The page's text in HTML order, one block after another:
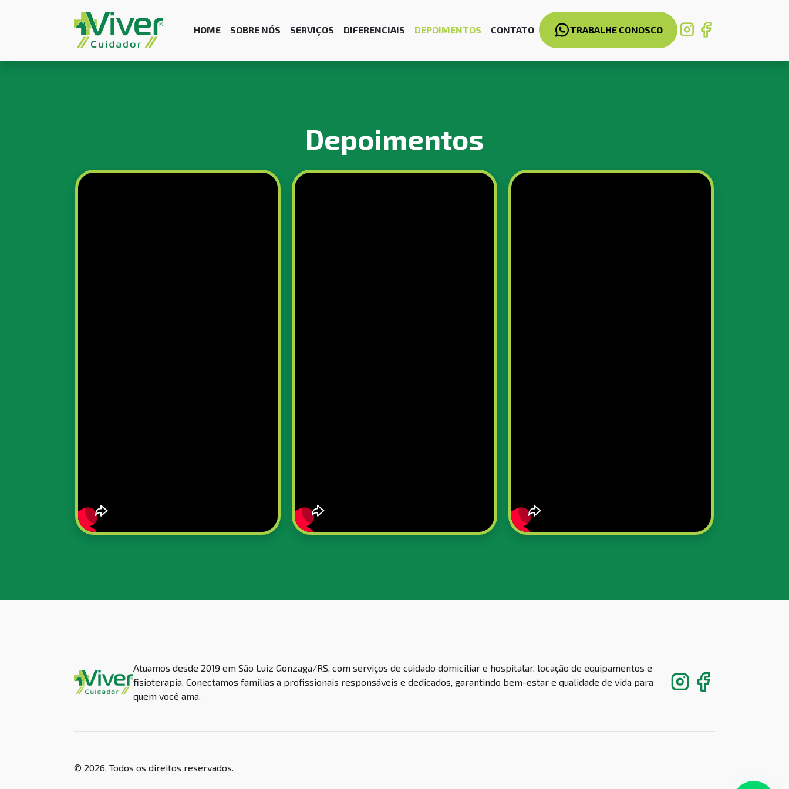
HOME SOBRE NÓS SERVIÇOS DIFERENCIAIS DEPOIMENTOS CONTATO TRABALHE CONOSCO
Depoimentos
Atuamos desde 2019 em São Luiz Gonzaga/RS, com serviços de cuidado domiciliar e hospitalar, locação de equipamentos e
fisioterapia. Conectamos famílias a profissionais responsáveis e dedicados, garantindo bem-estar e qualidade de vida para
quem você ama.
© 2026. Todos os direitos reservados.